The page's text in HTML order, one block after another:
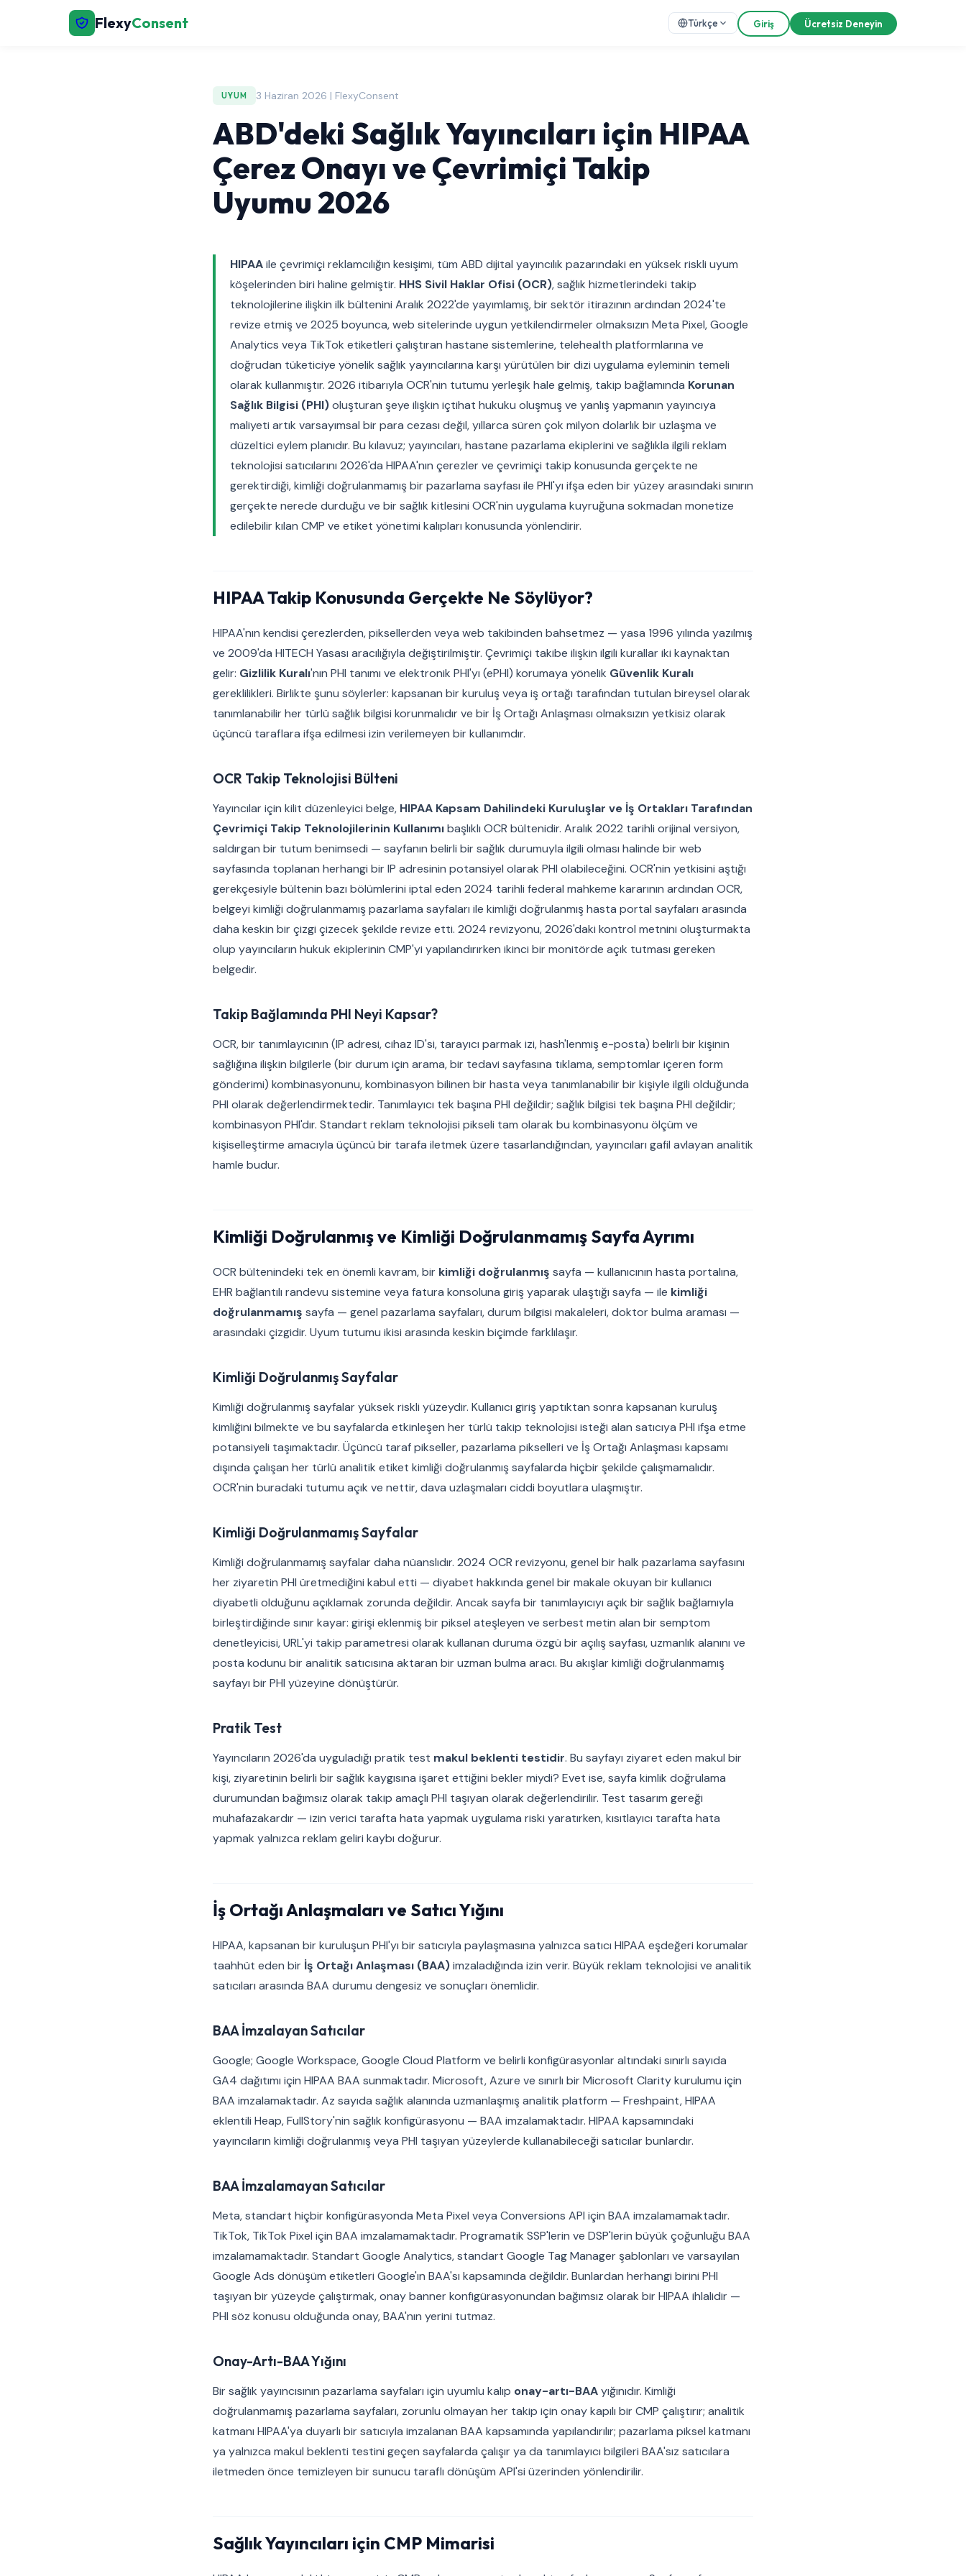
FlexyConsent Türkçe Giriş Ücretsiz Deneyin
UYUM 3 Haziran 2026 | FlexyConsent
ABD'deki Sağlık Yayıncıları için HIPAA
Çerez Onayı ve Çevrimiçi Takip
Uyumu 2026
HIPAAile çevrimiçi reklamcılığın kesişimi, tüm ABD dijital yayıncılık pazarındaki en yüksek riskli uyum
köşelerinden biri haline gelmiştir. HHS Sivil Haklar Ofisi (OCR), sağlık hizmetlerindeki takip
teknolojilerine ilişkin ilk bültenini Aralık 2022'de yayımlamış, bir sektör itirazının ardından 2024'te
revize etmiş ve 2025 boyunca, web sitelerinde uygun yetkilendirmeler olmaksızın Meta Pixel, Google
Analytics veya TikTok etiketleri çalıştıran hastane sistemlerine, telehealth platformlarına ve
doğrudan tüketiciye yönelik sağlık yayıncılarına karşı yürütülen bir dizi uygulama eyleminin temeli
olarak kullanmıştır. 2026 itibarıyla OCR'nin tutumu yerleşik hale gelmiş, takip bağlamında Korunan
Sağlık Bilgisi (PHI)oluşturan şeye ilişkin içtihat hukuku oluşmuş ve yanlış yapmanın yayıncıya
maliyeti artık varsayımsal bir para cezası değil, yıllarca süren çok milyon dolarlık bir uzlaşma ve
düzeltici eylem planıdır. Bu kılavuz; yayıncıları, hastane pazarlama ekiplerini ve sağlıkla ilgili reklam
teknolojisi satıcılarını 2026'da HIPAA'nın çerezler ve çevrimiçi takip konusunda gerçekte ne
gerektirdiği, kimliği doğrulanmamış bir pazarlama sayfası ile PHI'yı ifşa eden bir yüzey arasındaki sınırın
gerçekte nerede durduğu ve bir sağlık kitlesini OCR'nin uygulama kuyruğuna sokmadan monetize
edilebilir kılan CMP ve etiket yönetimi kalıpları konusunda yönlendirir.
HIPAA Takip Konusunda Gerçekte Ne Söylüyor?
HIPAA'nın kendisi çerezlerden, piksellerden veya web takibinden bahsetmez — yasa 1996 yılında yazılmış
ve 2009'da HITECH Yasası aracılığıyla değiştirilmiştir. Çevrimiçi takibe ilişkin ilgili kurallar iki kaynaktan
gelir: Gizlilik Kuralı'nın PHI tanımı ve elektronik PHI'yı (ePHI) korumaya yönelik Güvenlik Kuralı
gereklilikleri. Birlikte şunu söylerler: kapsanan bir kuruluş veya iş ortağı tarafından tutulan bireysel olarak
tanımlanabilir her türlü sağlık bilgisi korunmalıdır ve bir İş Ortağı Anlaşması olmaksızın yetkisiz olarak
üçüncü taraflara ifşa edilmesi izin verilemeyen bir kullanımdır.
OCR Takip Teknolojisi Bülteni
Yayıncılar için kilit düzenleyici belge, HIPAA Kapsam Dahilindeki Kuruluşlar ve İş Ortakları Tarafından
Çevrimiçi Takip Teknolojilerinin Kullanımıbaşlıklı OCR bültenidir. Aralık 2022 tarihli orijinal versiyon,
saldırgan bir tutum benimsedi — sayfanın belirli bir sağlık durumuyla ilgili olması halinde bir web
sayfasında toplanan herhangi bir IP adresinin potansiyel olarak PHI olabileceğini. OCR'nin yetkisini aştığı
gerekçesiyle bültenin bazı bölümlerini iptal eden 2024 tarihli federal mahkeme kararının ardından OCR,
belgeyi kimliği doğrulanmamış pazarlama sayfaları ile kimliği doğrulanmış hasta portal sayfaları arasında
daha keskin bir çizgi çizecek şekilde revize etti. 2024 revizyonu, 2026'daki kontrol metnini oluşturmakta
olup yayıncıların hukuk ekiplerinin CMP'yi yapılandırırken ikinci bir monitörde açık tutması gereken
belgedir.
Takip Bağlamında PHI Neyi Kapsar?
OCR, bir tanımlayıcının (IP adresi, cihaz ID'si, tarayıcı parmak izi, hash'lenmiş e-posta) belirli bir kişinin
sağlığına ilişkin bilgilerle (bir durum için arama, bir tedavi sayfasına tıklama, semptomlar içeren form
gönderimi) kombinasyonunu, kombinasyon bilinen bir hasta veya tanımlanabilir bir kişiyle ilgili olduğunda
PHI olarak değerlendirmektedir. Tanımlayıcı tek başına PHI değildir; sağlık bilgisi tek başına PHI değildir;
kombinasyon PHI'dır. Standart reklam teknolojisi pikseli tam olarak bu kombinasyonu ölçüm ve
kişiselleştirme amacıyla üçüncü bir tarafa iletmek üzere tasarlandığından, yayıncıları gafil avlayan analitik
hamle budur.
Kimliği Doğrulanmış ve Kimliği Doğrulanmamış Sayfa Ayrımı
OCR bültenindeki tek en önemli kavram, bir kimliği doğrulanmış sayfa — kullanıcının hasta portalına,
EHR bağlantılı randevu sistemine veya fatura konsoluna giriş yaparak ulaştığı sayfa — ile kimliği
doğrulanmamış sayfa — genel pazarlama sayfaları, durum bilgisi makaleleri, doktor bulma araması —
arasındaki çizgidir. Uyum tutumu ikisi arasında keskin biçimde farklılaşır.
Kimliği Doğrulanmış Sayfalar
Kimliği doğrulanmış sayfalar yüksek riskli yüzeydir. Kullanıcı giriş yaptıktan sonra kapsanan kuruluş
kimliğini bilmekte ve bu sayfalarda etkinleşen her türlü takip teknolojisi isteği alan satıcıya PHI ifşa etme
potansiyeli taşımaktadır. Üçüncü taraf pikseller, pazarlama pikselleri ve İş Ortağı Anlaşması kapsamı
dışında çalışan her türlü analitik etiket kimliği doğrulanmış sayfalarda hiçbir şekilde çalışmamalıdır.
OCR'nin buradaki tutumu açık ve nettir, dava uzlaşmaları ciddi boyutlara ulaşmıştır.
Kimliği Doğrulanmamış Sayfalar
Kimliği doğrulanmamış sayfalar daha nüanslıdır. 2024 OCR revizyonu, genel bir halk pazarlama sayfasını
her ziyaretin PHI üretmediğini kabul etti — diyabet hakkında genel bir makale okuyan bir kullanıcı
diyabetli olduğunu açıklamak zorunda değildir. Ancak sayfa bir tanımlayıcıyı açık bir sağlık bağlamıyla
birleştirdiğinde sınır kayar: girişi eklenmiş bir piksel ateşleyen ve serbest metin alan bir semptom
denetleyicisi, URL'yi takip parametresi olarak kullanan duruma özgü bir açılış sayfası, uzmanlık alanını ve
posta kodunu bir analitik satıcısına aktaran bir uzman bulma aracı. Bu akışlar kimliği doğrulanmamış
sayfayı bir PHI yüzeyine dönüştürür.
Pratik Test
Yayıncıların 2026'da uyguladığı pratik test makul beklenti testidir. Bu sayfayı ziyaret eden makul bir
kişi, ziyaretinin belirli bir sağlık kaygısına işaret ettiğini bekler miydi? Evet ise, sayfa kimlik doğrulama
durumundan bağımsız olarak takip amaçlı PHI taşıyan olarak değerlendirilir. Test tasarım gereği
muhafazakardır — izin verici tarafta hata yapmak uygulama riski yaratırken, kısıtlayıcı tarafta hata
yapmak yalnızca reklam geliri kaybı doğurur.
İş Ortağı Anlaşmaları ve Satıcı Yığını
HIPAA, kapsanan bir kuruluşun PHI'yı bir satıcıyla paylaşmasına yalnızca satıcı HIPAA eşdeğeri korumalar
taahhüt eden bir İş Ortağı Anlaşması (BAA)imzaladığında izin verir. Büyük reklam teknolojisi ve analitik
satıcıları arasında BAA durumu dengesiz ve sonuçları önemlidir.
BAA İmzalayan Satıcılar
Google; Google Workspace, Google Cloud Platform ve belirli konfigürasyonlar altındaki sınırlı sayıda
GA4 dağıtımı için HIPAA BAA sunmaktadır. Microsoft, Azure ve sınırlı bir Microsoft Clarity kurulumu için
BAA imzalamaktadır. Az sayıda sağlık alanında uzmanlaşmış analitik platform — Freshpaint, HIPAA
eklentili Heap, FullStory'nin sağlık konfigürasyonu — BAA imzalamaktadır. HIPAA kapsamındaki
yayıncıların kimliği doğrulanmış veya PHI taşıyan yüzeylerde kullanabileceği satıcılar bunlardır.
BAA İmzalamayan Satıcılar
Meta, standart hiçbir konfigürasyonda Meta Pixel veya Conversions API için BAA imzalamamaktadır.
TikTok, TikTok Pixel için BAA imzalamamaktadır. Programatik SSP'lerin ve DSP'lerin büyük çoğunluğu BAA
imzalamamaktadır. Standart Google Analytics, standart Google Tag Manager şablonları ve varsayılan
Google Ads dönüşüm etiketleri Google'ın BAA'sı kapsamında değildir. Bunlardan herhangi birini PHI
taşıyan bir yüzeyde çalıştırmak, onay banner konfigürasyonundan bağımsız olarak bir HIPAA ihlalidir —
PHI söz konusu olduğunda onay, BAA'nın yerini tutmaz.
Onay-Artı-BAA Yığını
Bir sağlık yayıncısının pazarlama sayfaları için uyumlu kalıp onay-artı-BAAyığınıdır. Kimliği
doğrulanmamış pazarlama sayfaları, zorunlu olmayan her takip için onay kapılı bir CMP çalıştırır; analitik
katmanı HIPAA'ya duyarlı bir satıcıyla imzalanan BAA kapsamında yapılandırılır; pazarlama piksel katmanı
ya yalnızca makul beklenti testini geçen sayfalarda çalışır ya da tanımlayıcı bilgileri BAA'sız satıcılara
iletmeden önce temizleyen bir sunucu taraflı dönüşüm API'si üzerinden yönlendirilir.
Sağlık Yayıncıları için CMP Mimarisi